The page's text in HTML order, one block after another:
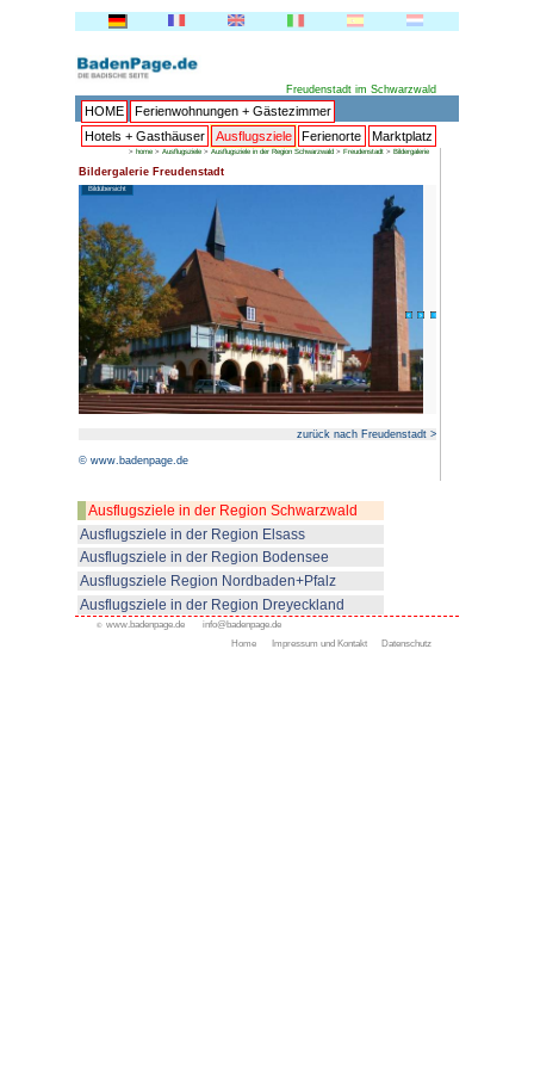
HOME
Ferienwohnungen
Hotels + Gasthäuser
> home> Ausflugsziele>
Bildergalerie Freudenstadt
Bildübersicht